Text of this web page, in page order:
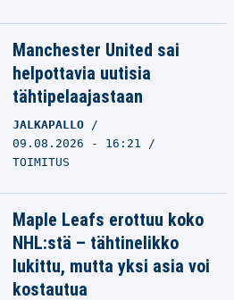
Manchester United sai
helpottavia uutisia
tähtipelaajastaan
JALKAPALLO
09.08.2026 - 16:21
TOIMITUS
Maple Leafs erottuu koko
NHL:stä – tähtinelikko
lukittu, mutta yksi asia voi
kostautua